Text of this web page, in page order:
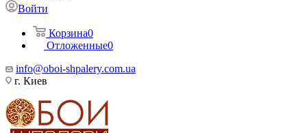
Войти
Корзина0
Отложенные0
info@oboi-shpalery.com.ua
г. Киев